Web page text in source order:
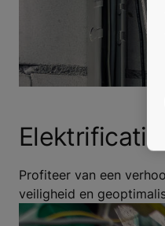
Elektrificatie
Profiteer van een
veiligheid en